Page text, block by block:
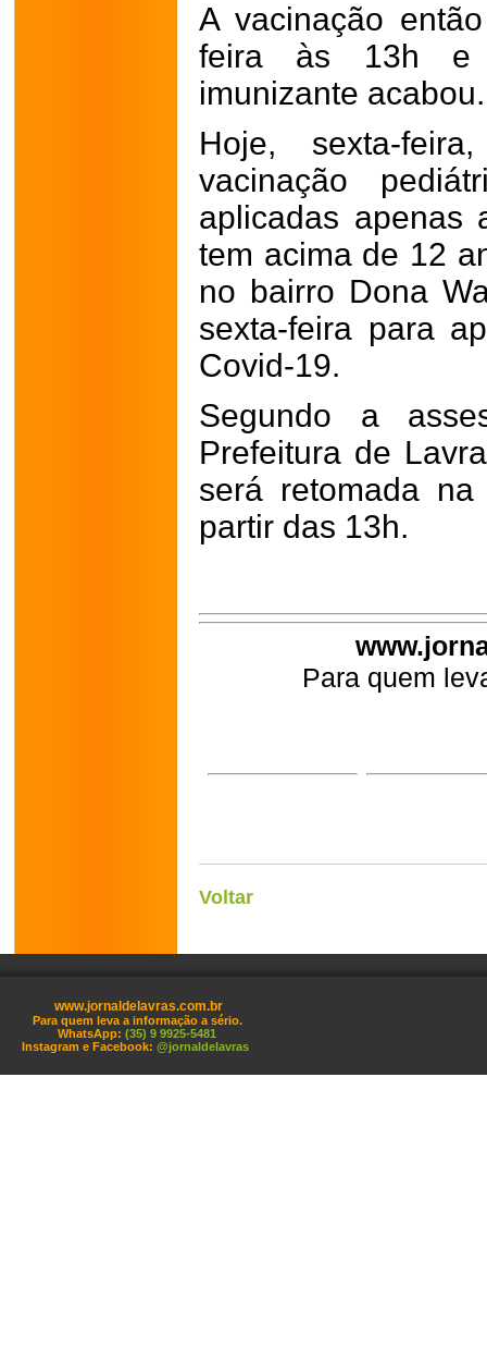
A vacinação
feira às 13h e
imunizante acabou.
Hoje, sexta-
vacinação
aplicadas apenas
tem acima de 12
no bairro Dona
sexta-feira para
Covid-19.
Segundo a
Prefeitura de
será retomada
partir das 13h.
Para quem
Voltar
www.jornaldelavras.com.br
Para quem leva a informação a sério.
WhatsApp: (35) 9 9925-5481
Instagram e Facebook: @jornaldelavras